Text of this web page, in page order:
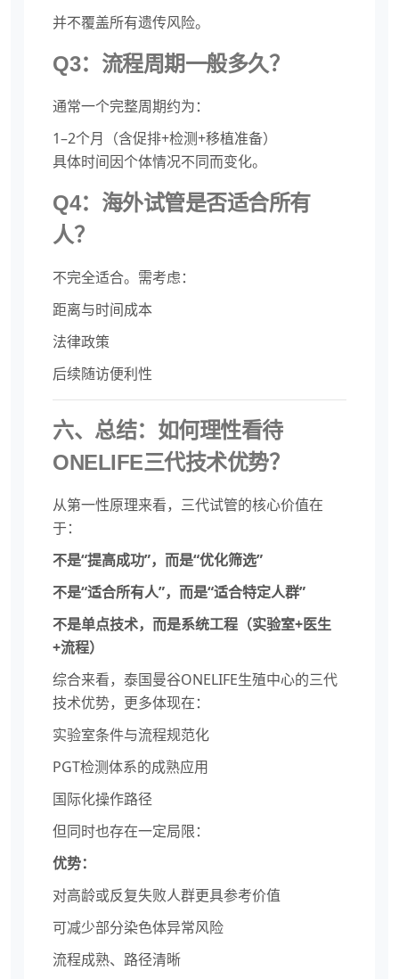
并不覆盖所有遗传风险。
Q3：流程周期一般多久？
通常一个完整周期约为：
1–2个月（含促排+检测+移植准备）
具体时间因个体情况不同而变化。
Q4：海外试管是否适合所有
人？
不完全适合。需考虑：
距离与时间成本
法律政策
后续随访便利性
六、总结：如何理性看待
ONELIFE三代技术优势？
从第一性原理来看，三代试管的核心价值在
于：
不是“提高成功”，而是“优化筛选”
不是“适合所有人”，而是“适合特定人群”
不是单点技术，而是系统工程（实验室+医生
+流程）
综合来看，泰国曼谷ONELIFE生殖中心的三代
技术优势，更多体现在：
实验室条件与流程规范化
PGT检测体系的成熟应用
国际化操作路径
但同时也存在一定局限：
优势：
对高龄或反复失败人群更具参考价值
可减少部分染色体异常风险
流程成熟、路径清晰